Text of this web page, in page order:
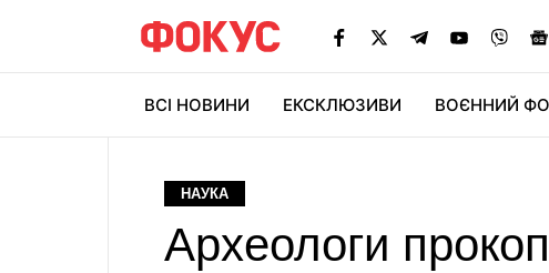
ВСІ НОВИНИ ЕКСКЛЮЗИВИ ВОЄННИЙ
НАУКА
Археологи